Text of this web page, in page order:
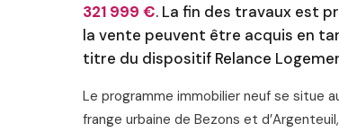
321 999 €. La fin des travaux est
la vente peuvent être acquis en
titre du dispositif Relance
Le programme immobilier neuf se situe
frange urbaine de Bezons et